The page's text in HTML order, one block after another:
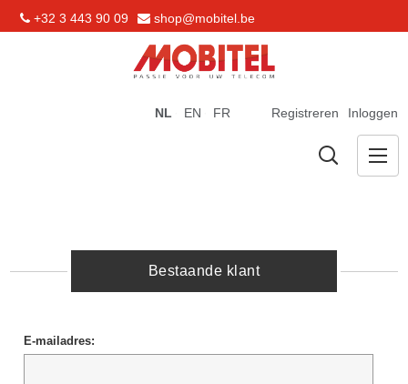
+32 3 443 90 09 shop@mobitel.be
Registreren Inloggen
NL EN FR
Bestaande klant
E-mailadres: